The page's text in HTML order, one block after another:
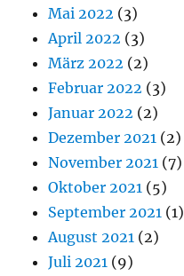
Mai 2022 (3)
April 2022 (3)
März 2022 (2)
Februar 2022 (3)
Januar 2022 (2)
Dezember 2021 (2)
November 2021 (7)
Oktober 2021 (5)
September 2021 (1)
August 2021 (2)
Juli 2021 (9)